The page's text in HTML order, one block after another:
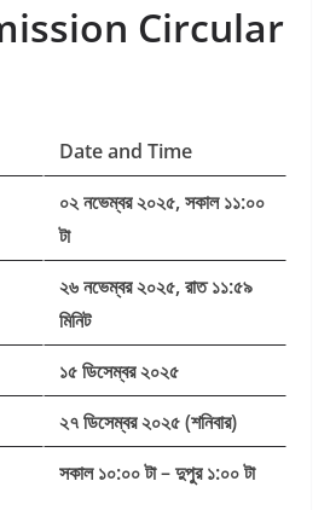
Circular
Date and Time
০২ নভেম্বর ২০২৫, সকাল ১১:০০
টা
২৬ নভেম্বর ২০২৫, রাত ১১:৫৯
মিনিট
১৫ ডিসেম্বর ২০২৫
২৭ ডিসেম্বর ২০২৫ (শনিবার)
সকাল ১০:০০ টা – দুপুর ১:০০ টা